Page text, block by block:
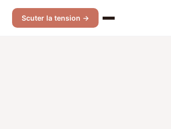
Scuter la tension →